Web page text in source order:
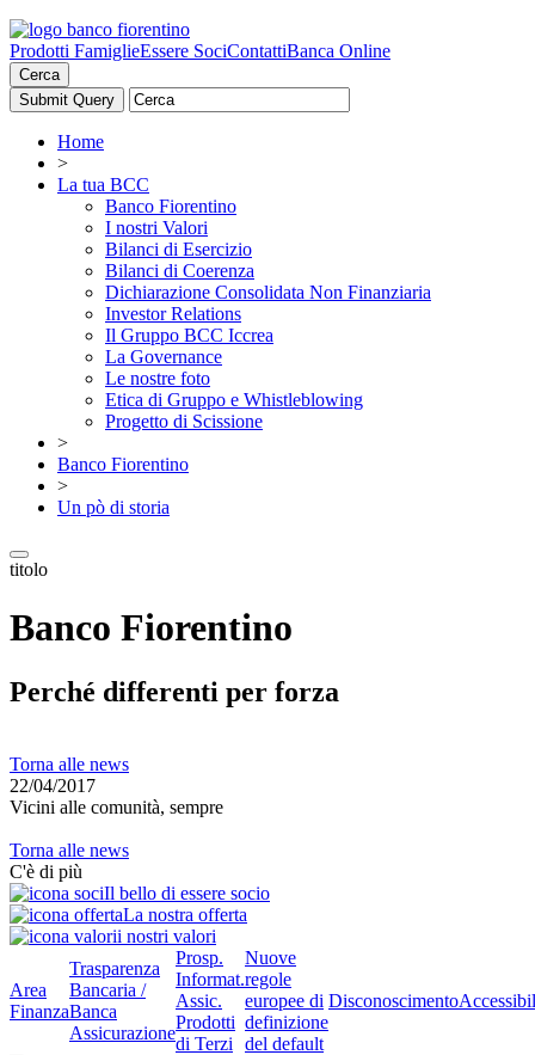
Prodotti FamiglieEssere SociContattiBanca Online
Cerca
Home
>
La tua BCC
Banco Fiorentino
I nostri Valori
Bilanci di Esercizio
Bilanci di Coerenza
Dichiarazione Consolidata Non Finanziaria
Investor Relations
Il Gruppo BCC Iccrea
La Governance
Le nostre foto
Etica di Gruppo e Whistleblowing
Progetto di Scissione
>
Banco Fiorentino
>
Un pò di storia
titolo
Banco Fiorentino
Perché differenti per forza
Torna alle news
22/04/2017
Vicini alle comunità, sempre
Torna alle news
C'è di più
Il bello di essere socio
La nostra offerta
i nostri valori
Area
Finanza
Trasparenza
Bancaria /
Banca
Assicurazione
Prosp.
Informat.
Assic.
Prodotti
di Terzi
Nuove
regole
europee di
definizione
del default
Disconoscimento